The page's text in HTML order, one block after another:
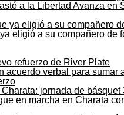
a la Libertad Avanza en
eligió a su compañero de
acuerdo verbal para sumar
en marcha en Charata